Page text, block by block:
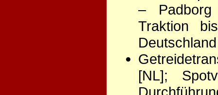
–
Traktion
[NL];